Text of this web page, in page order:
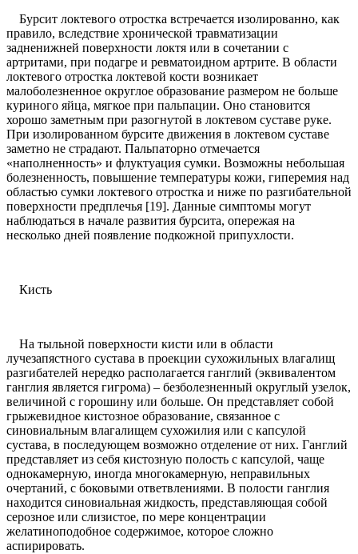
Бурсит локтевого отростка встречается изолированно, как
правило, вследствие хронической травматизации
задненижней поверхности локтя или в сочетании с
артритами, при подагре и ревматоидном артрите. В области
локтевого отростка локтевой кости возникает
малоболезненное округлое образование размером не больше
куриного яйца, мягкое при пальпации. Оно становится
хорошо заметным при разогнутой в локтевом суставе руке.
При изолированном бурсите движения в локтевом суставе
заметно не страдают. Пальпаторно отмечается
«наполненность» и флуктуация сумки. Возможны небольшая
болезненность, повышение температуры кожи, гиперемия над
областью сумки локтевого отростка и ниже по разгибательной
поверхности предплечья [19]. Данные симптомы могут
наблюдаться в начале развития бурсита, опережая на
несколько дней появление подкожной припухлости.
Кисть
На тыльной поверхности кисти или в области
лучезапястного сустава в проекции сухожильных влагалищ
разгибателей нередко располагается ганглий (эквивалентом
ганглия является гигрома) – безболезненный округлый узелок,
величиной с горошину или больше. Он представляет собой
грыжевидное кистозное образование, связанное с
синовиальным влагалищем сухожилия или с капсулой
сустава, в последующем возможно отделение от них. Ганглий
представляет из себя кистозную полость с капсулой, чаще
однокамерную, иногда многокамерную, неправильных
очертаний, с боковыми ответвлениями. В полости ганглия
находится синовиальная жидкость, представляющая собой
серозное или слизистое, по мере концентрации
желатиноподобное содержимое, которое сложно
аспирировать.